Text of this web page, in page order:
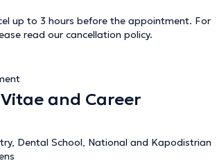
up to 3 hours before the appointment. For
read our cancellation policy.
and Career
Dental School, National and Kapodistrian